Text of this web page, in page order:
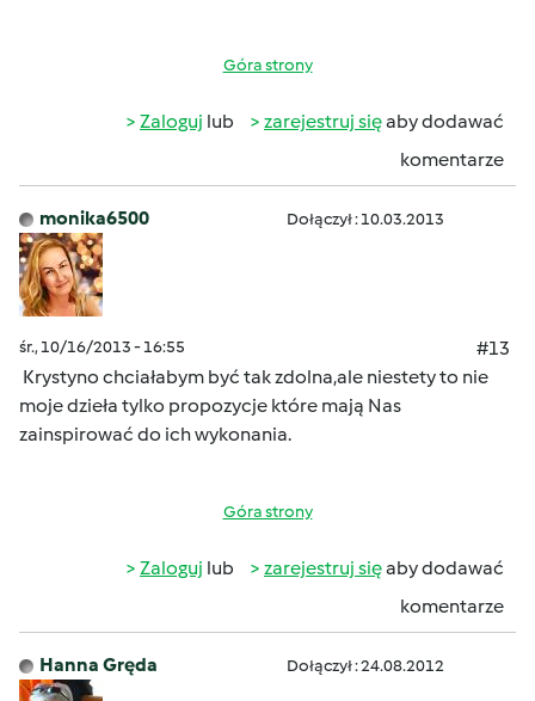
Góra strony
Zaloguj lub zarejestruj sięaby dodawać
komentarze
monika6500 Dołączył : 10.03.2013
śr., 10/16/2013 - 16:55
#13
Krystyno chciałabym być tak zdolna,ale niestety to nie
moje dzieła tylko propozycje które mają Nas
zainspirować do ich wykonania.
Góra strony
Zaloguj lub zarejestruj sięaby dodawać
komentarze
Hanna Gręda Dołączył : 24.08.2012